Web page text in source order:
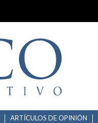
ARTÍCULOS DE OPINIÓN